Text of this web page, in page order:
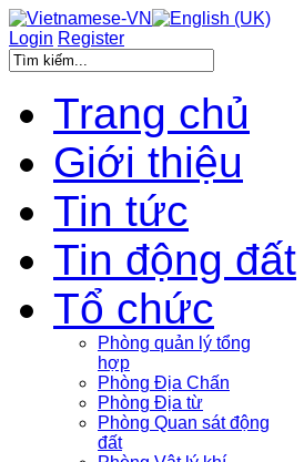
Login Register
Trang chủ
Giới thiệu
Tin tức
Tin động đất
Tổ chức
Phòng quản lý tổng
hợp
Phòng Địa Chấn
Phòng Địa từ
Phòng Quan sát động
đất